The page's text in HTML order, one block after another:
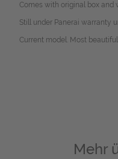
Comes with original box and
Still under Panerai warranty
Current model. Most
Mehr